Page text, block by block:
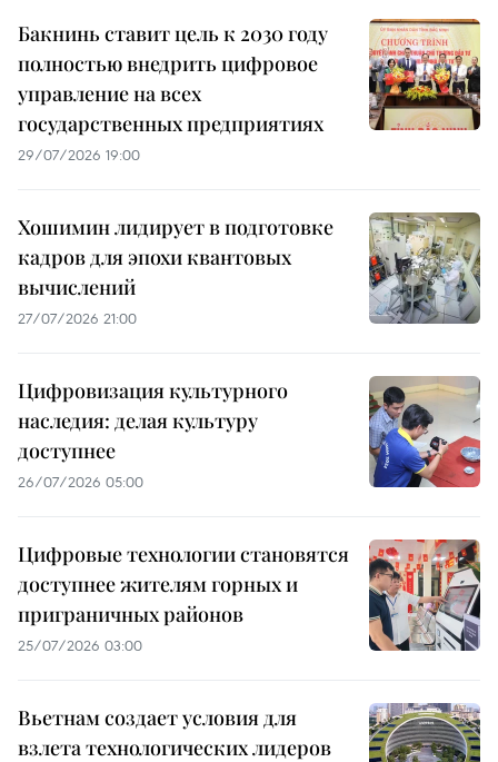
Бакнинь ставит цель к 2030 году
полностью внедрить цифровое
управление на всех
государственных предприятиях
29/07/2026 19:00
Хошимин лидирует в подготовке
кадров для эпохи квантовых
вычислений
27/07/2026 21:00
Цифровизация культурного
наследия: делая культуру
доступнее
26/07/2026 05:00
Цифровые технологии становятся
доступнее жителям горных и
приграничных районов
25/07/2026 03:00
Вьетнам создает условия для
взлета технологических лидеров